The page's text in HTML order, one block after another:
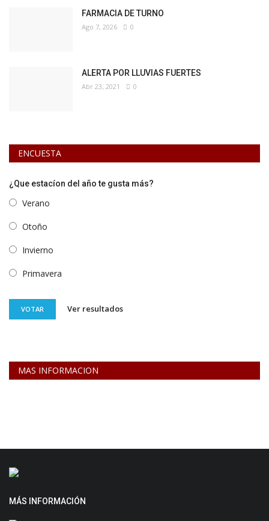
FARMACIA DE TURNO
Ago 7, 2026 0
ALERTA POR LLUVIAS FUERTES
Abr 23, 2021 0
ENCUESTA
¿Que estacíon del año te gusta más?
Verano
Otoño
Invierno
Primavera
VOTAR Ver resultados
MAS INFORMACION
MÁS INFORMACIÓN